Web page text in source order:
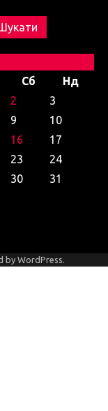
Сб
Нд
2
3
9
10
16
17
23
24
30 31
by WordPress.